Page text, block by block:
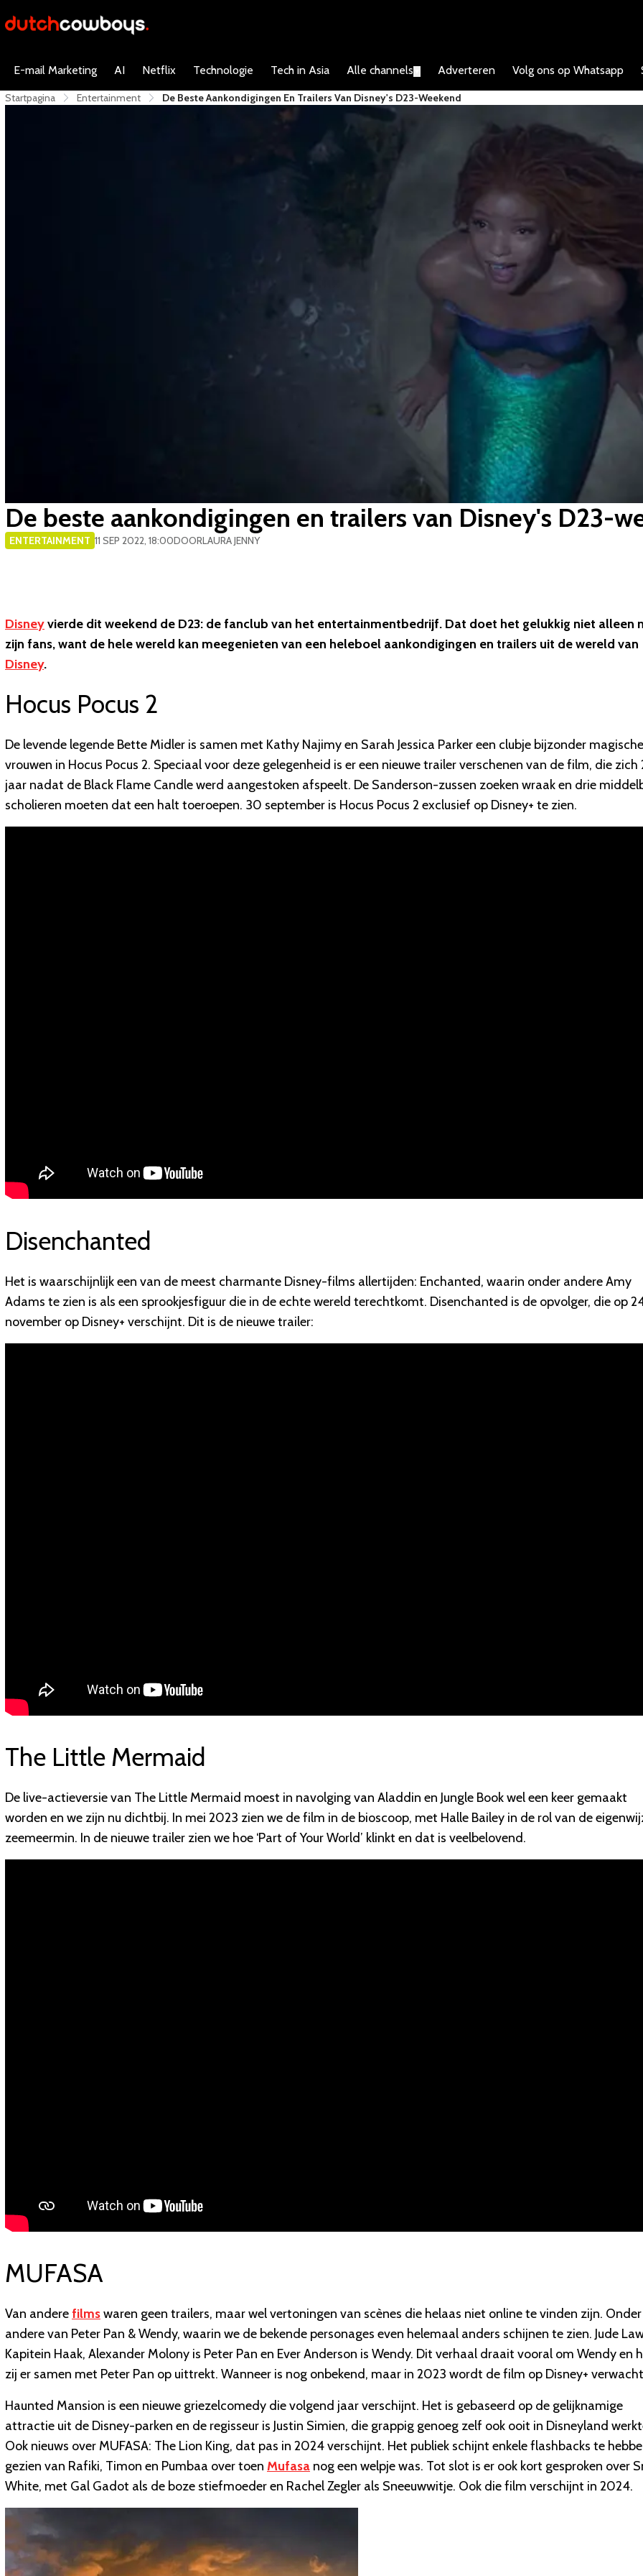
E-mail Marketing AI Netflix Technologie Tech in Asia Alle channels Adverteren Volg ons op Whatsapp
Startpagina Entertainment ​De Beste Aankondigingen En Trailers Van Disney's D23-Weekend
​De beste aankondigingen en trailers van Disney's D23-
ENTERTAINMENT 11 SEP 2022, 18:00DOORLAURA JENNY
Disneyvierde dit weekend de D23: de fanclub van het entertainmentbedrijf. Dat doet het gelukkig niet alleen
zijn fans, want de hele wereld kan meegenieten van een heleboel aankondigingen en trailers uit de wereld van
Disney.
Hocus Pocus 2
De levende legende Bette Midler is samen met Kathy Najimy en Sarah Jessica Parker een clubje bijzonder magische
vrouwen in Hocus Pocus 2. Speciaal voor deze gelegenheid is er een nieuwe trailer verschenen van de film, die zich
jaar nadat de Black Flame Candle werd aangestoken afspeelt. De Sanderson-zussen zoeken wraak en drie
scholieren moeten dat een halt toeroepen. 30 september is Hocus Pocus 2 exclusief op Disney+ te zien.
Disenchanted
Het is waarschijnlijk een van de meest charmante Disney-films allertijden: Enchanted, waarin onder andere Amy
Adams te zien is als een sprookjesfiguur die in de echte wereld terechtkomt. Disenchanted is de opvolger, die op
november op Disney+ verschijnt. Dit is de nieuwe trailer:
The Little Mermaid
De live-actieversie van The Little Mermaid moest in navolging van Aladdin en Jungle Book wel een keer gemaakt
worden en we zijn nu dichtbij. In mei 2023 zien we de film in de bioscoop, met Halle Bailey in de rol van de
zeemeermin. In de nieuwe trailer zien we hoe ‘Part of Your World’ klinkt en dat is veelbelovend.
MUFASA
Van anderefilmswaren geen trailers, maar wel vertoningen van scènes die helaas niet online te vinden zijn. Onder
andere van Peter Pan & Wendy, waarin we de bekende personages even helemaal anders schijnen te zien. Jude
Kapitein Haak, Alexander Molony is Peter Pan en Ever Anderson is Wendy. Dit verhaal draait vooral om Wendy en
zij er samen met Peter Pan op uittrekt. Wanneer is nog onbekend, maar in 2023 wordt de film op Disney+
Haunted Mansion is een nieuwe griezelcomedy die volgend jaar verschijnt. Het is gebaseerd op de gelijknamige
attractie uit de Disney-parken en de regisseur is Justin Simien, die grappig genoeg zelf ook ooit in Disneyland
Ook nieuws over MUFASA: The Lion King, dat pas in 2024 verschijnt. Het publiek schijnt enkele flashbacks te
gezien van Rafiki, Timon en Pumbaa over toen Mufasa nog een welpje was. Tot slot is er ook kort gesproken over
White, met Gal Gadot als de boze stiefmoeder en Rachel Zegler als Sneeuwwitje. Ook die film verschijnt in 2024.